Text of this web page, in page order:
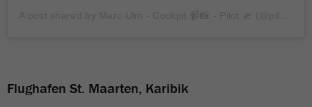
Flughafen St. Maarten, Karibik